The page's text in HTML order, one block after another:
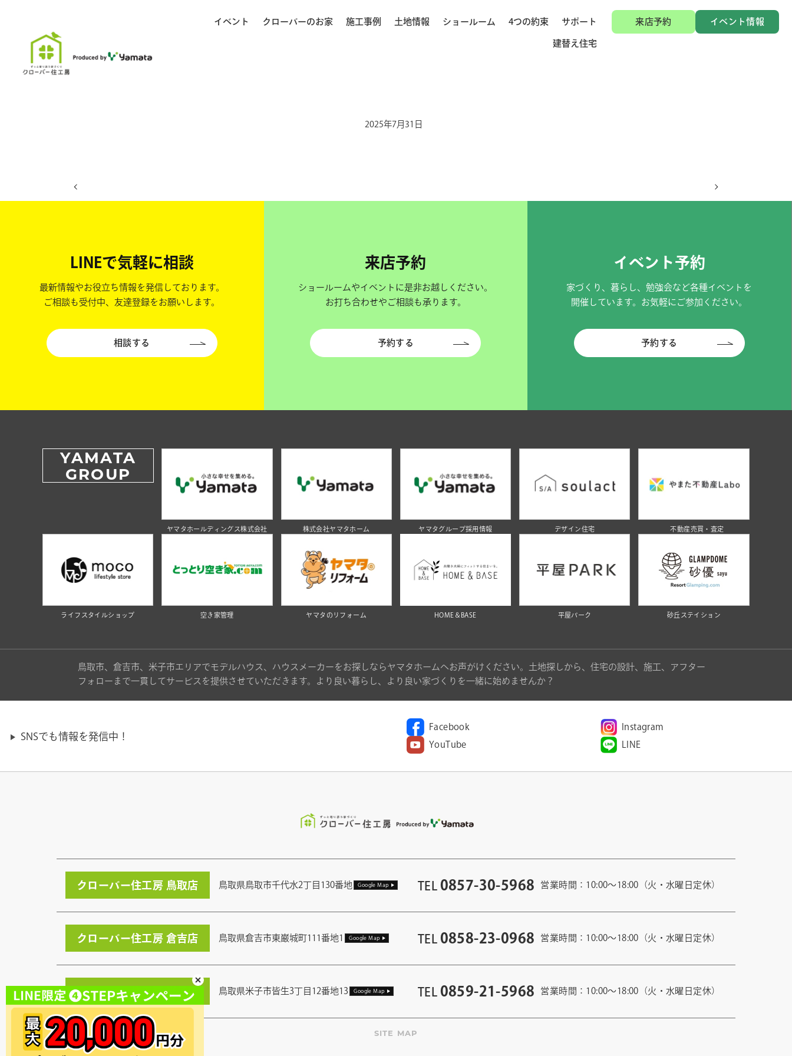
イベント クローバーのお家 施工事例 土地情報 ショールーム 4つの約束 サポート
建替え住宅
来店予約 イベント情報
ホーム イベント日程
2025年7月31日
LINEで気軽に相談
最新情報やお役立ち情報を発信しております。
ご相談も受付中、友達登録をお願いします。
相談する
来店予約
ショールームやイベントに是非お越しください。
お打ち合わせやご相談も承ります。
予約する
イベント予約
家づくり、暮らし、勉強会など各種イベントを
開催しています。お気軽にご参加ください。
予約する
YAMATA
GROUP
ヤマタホールディングス株式会社 株式会社ヤマタホーム ヤマタグループ採用情報 デザイン住宅 不動産売買・査定
ライフスタイルショップ 空き家管理 ヤマタのリフォーム HOME＆BASE 平屋パーク 砂丘ステイション
鳥取市、倉吉市、米子市エリアでモデルハウス、ハウスメーカーをお探しならヤマタホームへお声がけください。土地探しから、住宅の設計、施工、アフター
フォローまで一貫してサービスを提供させていただきます。より良い暮らし、より良い家づくりを一緒に始めませんか？
SNSでも情報を発信中！
Facebook
Instagram
YouTube
LINE
クローバー住工房 鳥取店 鳥取県鳥取市千代水2丁目130番地 Google Map TEL 0857-30-5968 営業時間：10:00〜18:00（火・水曜日定休）
クローバー住工房 倉吉店 鳥取県倉吉市東巌城町111番地1 Google Map TEL 0858-23-0968 営業時間：10:00〜18:00（火・水曜日定休）
クローバー住工房 米子店 鳥取県米子市皆生3丁目12番地13 Google Map TEL 0859-21-5968 営業時間：10:00〜18:00（火・水曜日定休）
SITE MAP